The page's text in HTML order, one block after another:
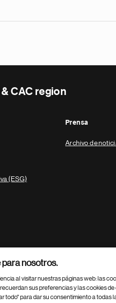
CAC region
(ESG)
Prensa
Archivo de
nosotros.
al visitar nuestras páginas web: las
sus preferencias y las cookies
todo" para dar su consentimiento a todas